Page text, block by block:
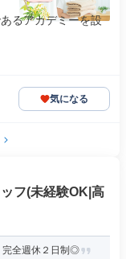
るアカデミーを設
気になる
フ(未経験OK|高
完全週休２日制◎